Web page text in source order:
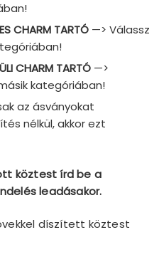
CHARM TARTÓ —> Válassz
CHARM TARTÓ —>
kategóriában!
az ásványokat
nélkül, akkor ezt
köztest írd be a
leadásakor.
díszített köztest